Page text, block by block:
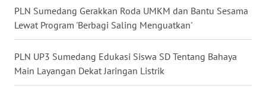
PLN Sumedang Gerakkan Roda UMKM dan Bantu Sesama
Lewat Program 'Berbagi Saling Menguatkan'
PLN UP3 Sumedang Edukasi Siswa SD Tentang Bahaya
Main Layangan Dekat Jaringan Listrik
DANAU
NIAS